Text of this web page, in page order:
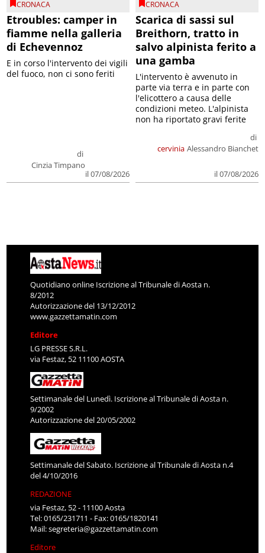
CRONACA
Etroubles: camper in
fiamme nella galleria
di Echevennoz
di
Cinzia Timpano
il 07/08/2026
E in corso l'intervento dei vigili
del fuoco, non ci sono feriti
CRONACA
Scarica di sassi sul
Breithorn, tratto in
salvo alpinista ferito a
una gamba
cervinia
di
Alessandro Bianchet
il 07/08/2026
L'intervento è avvenuto in
parte via terra e in parte con
l'elicottero a causa delle
condizioni meteo. L'alpinista
non ha riportato gravi ferite
Quotidiano online Iscrizione al Tribunale di Aosta n.
8/2012
Autorizzazione del 13/12/2012
www.gazzettamatin.com
Editore
LG PRESSE S.R.L.
via Festaz, 52 11100 AOSTA
Settimanale del Lunedì. Iscrizione al Tribunale di Aosta n.
9/2002
Autorizzazione del 20/05/2002
Settimanale del Sabato. Iscrizione al Tribunale di Aosta n.4
del 4/10/2016
REDAZIONE
via Festaz, 52 - 11100 Aosta
Tel: 0165/231711 - Fax: 0165/1820141
Mail:segreteria@gazzettamatin.com
Editore